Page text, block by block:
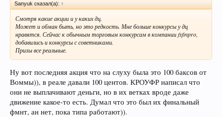
Sanyuk сказал(а): ↑
Смотря какие акции и у каких дц.
Может и обман быть, но это редкость. Мне больше конкурсы у дц
нравятся. Сейчас к обычным торговым конкурсам в компании fxfinpro,
добавились и конкурсы с советниками.
Призы все реальные.
Ну вот последняя акция что на слуху была это 100 баксов от
Воммы)), в реале давали 100 центов. КРОУФР написал что
они не выплачивают деньги, но в их ветках вроде даже
движение какое-то есть. Думал что это был их финальный
фмнт, ан нет, пока типа работают)).